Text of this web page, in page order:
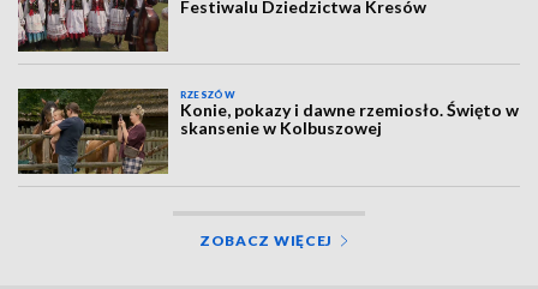
Festiwalu Dziedzictwa Kresów
RZESZÓW
Konie, pokazy i dawne rzemiosło. Święto w
skansenie w Kolbuszowej
ZOBACZ WIĘCEJ